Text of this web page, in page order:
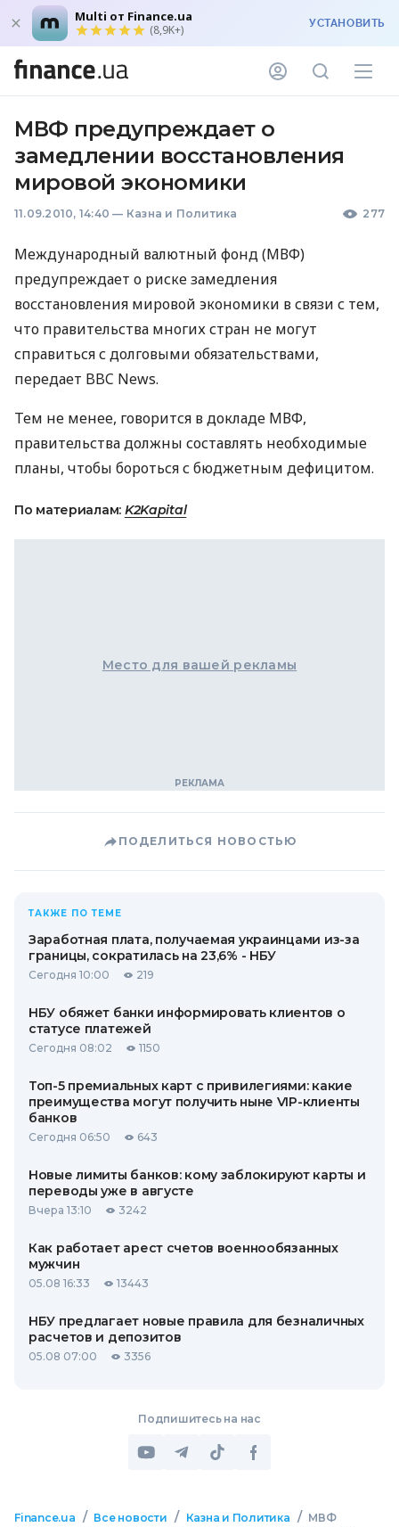
Multi от Finance.ua
(8,9K+) УСТАНОВИТЬ
МВФ предупреждает о
замедлении восстановления
мировой экономики
11.09.2010, 14:40 — Казна и Политика 277
Международный валютный фонд (МВФ)
предупреждает о риске замедления
восстановления мировой экономики в связи с тем,
что правительства многих стран не могут
справиться с долговыми обязательствами,
передает BBC News.
Тем не менее, говорится в докладе МВФ,
правительства должны составлять необходимые
планы, чтобы бороться с бюджетным дефицитом.
По материалам: K2Kapital
Место для вашей рекламы
ПОДЕЛИТЬСЯ НОВОСТЬЮ
ТАКЖЕ ПО ТЕМЕ
Заработная плата, получаемая украинцами из-за
границы, сократилась на 23,6% - НБУ
Сегодня 10:00 219
НБУ обяжет банки информировать клиентов о
статусе платежей
Сегодня 08:02 1150
Топ-5 премиальных карт с привилегиями: какие
преимущества могут получить ныне VIP-клиенты
банков
Сегодня 06:50 643
Новые лимиты банков: кому заблокируют карты и
переводы уже в августе
Вчера 13:10 3242
Как работает арест счетов военнообязанных
мужчин
05.08 16:33 13443
НБУ предлагает новые правила для безналичных
расчетов и депозитов
05.08 07:00 3356
Подпишитесь на нас
Finance.ua / Все новости / Казна и Политика / МВФ